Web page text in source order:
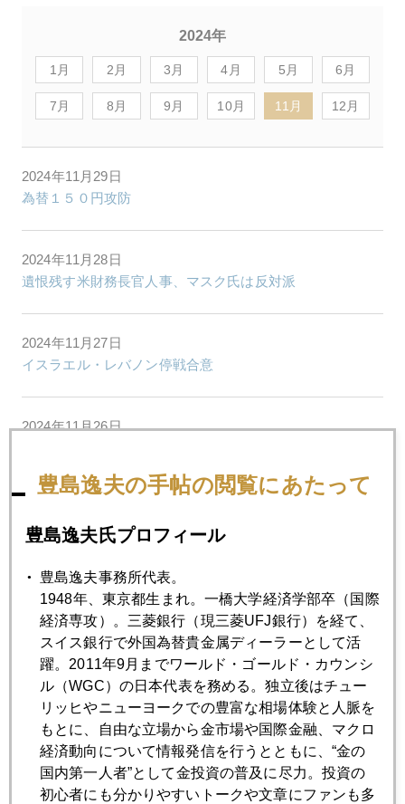
2024年
1月 2月 3月 4月 5月 6月
7月 8月 9月 10月 11月 12月
2024年11月29日
為替１５０円攻防
2024年11月28日
遺恨残す米財務長官人事、マスク氏は反対派
2024年11月27日
イスラエル・レバノン停戦合意
2024年11月26日
中国、巨大金鉱脈発見報道の危うさ
2024年11月22日
プーチン氏、核兵器戦術的使用なら、３０００ドルも
2024年11月21日
米財務長官候補にアベノミクス賛美者も
2024年11月20日
順調に２６００ドル台で続騰
豊島逸夫の手帖の閲覧にあたって
豊島逸夫氏プロフィール
豊島逸夫事務所代表。
1948年、東京都生まれ。一橋大学経済学部卒（国際
経済専攻）。三菱銀行（現三菱UFJ銀行）を経て、
スイス銀行で外国為替貴金属ディーラーとして活
躍。2011年9月までワールド・ゴールド・カウンシ
ル（WGC）の日本代表を務める。独立後はチュー
リッヒやニューヨークでの豊富な相場体験と人脈を
もとに、自由な立場から金市場や国際金融、マクロ
経済動向について情報発信を行うとともに、“金の
国内第一人者”として金投資の普及に尽力。投資の
初心者にも分かりやすいトークや文章にファンも多